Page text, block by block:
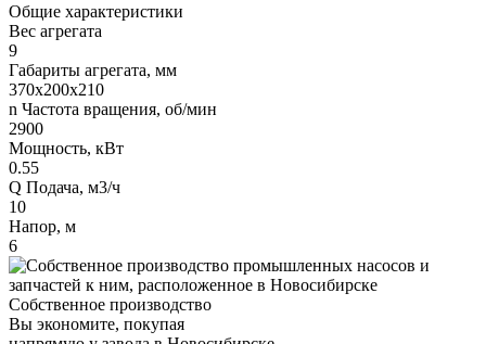
Общие характеристики
Вес агрегата
9
Габариты агрегата, мм
370х200х210
n Частота вращения, об/мин
2900
Мощность, кВт
0.55
Q Подача, м3/ч
10
Напор, м
6
Собственное производство
Вы экономите, покупая